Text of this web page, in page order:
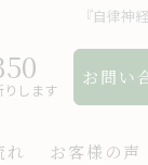
『自律神
します
お問い
れ お客様の声